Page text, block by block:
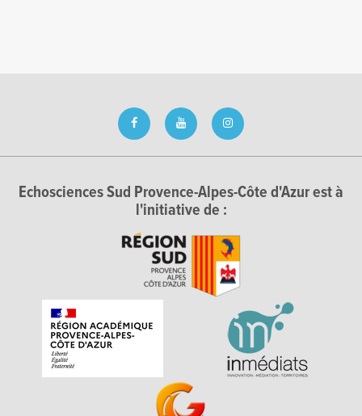
Echosciences Sud Provence-Alpes-Côte d'Azur est à
l'initiative de :